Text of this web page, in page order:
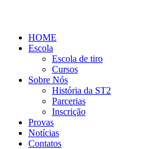
HOME
Escola
Escola de tiro
Cursos
Sobre Nós
História da ST2
Parcerias
Inscrição
Provas
Notícias
Contatos